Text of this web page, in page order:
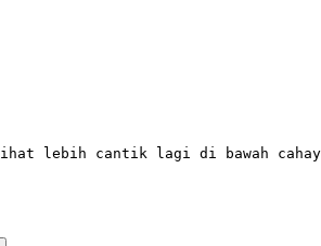
lebih cantik lagi di bawah